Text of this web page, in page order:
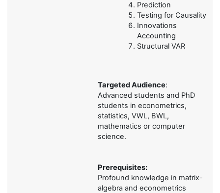
Prediction
Testing for Causality
Innovations
Accounting
Structural VAR
Targeted Audience:
Advanced students and PhD
students in econometrics,
statistics, VWL, BWL,
mathematics or computer
science.
Prerequisites:
Profound knowledge in matrix-
algebra and econometrics